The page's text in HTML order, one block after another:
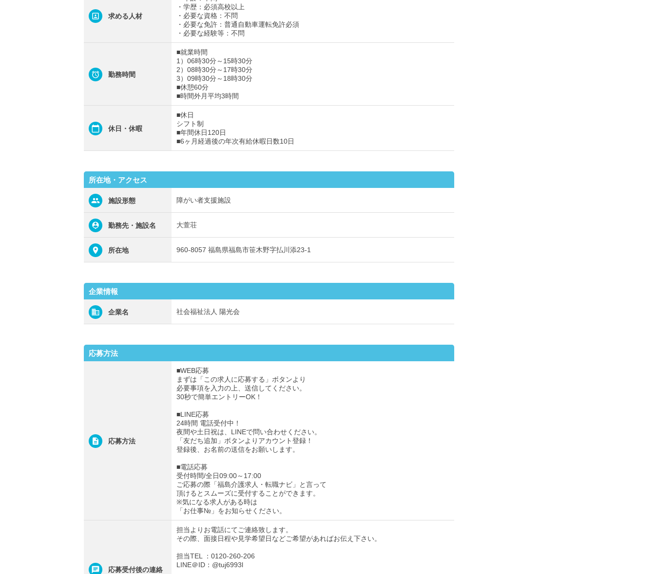
求める人材
・学歴：必須高校以上
・必要な資格：不問
・必要な免許：普通自動車運転免許必須
・必要な経験等：不問
勤務時間
■就業時間
1）06時30分～15時30分
2）08時30分～17時30分
3）09時30分～18時30分
■休憩60分
■時間外月平均3時間
休日・休暇
■休日
シフト制
■年間休日120日
■6ヶ月経過後の年次有給休暇日数10日
所在地・アクセス
施設形態 障がい者支援施設
勤務先・施設名 大萱荘
所在地 960-8057 福島県福島市笹木野字払川添23-1
企業情報
企業名 社会福祉法人 陽光会
応募方法
応募方法
■WEB応募
まずは「この求人に応募する」ボタンより
必要事項を入力の上、送信してください。
30秒で簡単エントリーOK！
■LINE応募
24時間 電話受付中！
夜間や土日祝は、LINEで問い合わせください。
「友だち追加」ボタンよりアカウント登録！
登録後、お名前の送信をお願いします。
■電話応募
受付時間/全日09:00～17:00
ご応募の際「福島介護求人・転職ナビ」と言って
頂けるとスムーズに受付することができます。
※気になる求人がある時は
「お仕事№」をお知らせください。
応募受付後の連絡
担当よりお電話にてご連絡致します。
その際、面接日程や見学希望日などご希望があればお伝え下さい。
担当TEL ：0120-260-206
LINE＠ID：@tuj6993l